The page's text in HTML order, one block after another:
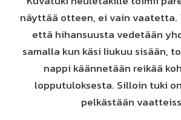
näyttää otteen, ei vain vaatetta.
että hihansuusta vedetään
samalla kun käsi liukuu sisään,
nappi käännetään reikää
lopputuloksesta. Silloin tuki
pelkästään